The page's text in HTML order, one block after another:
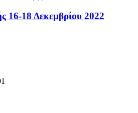
16-18 Δεκεμβρίου 2022